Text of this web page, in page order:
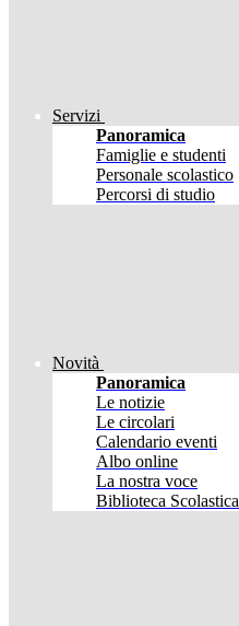
Servizi
Panoramica
Famiglie e studenti
Personale scolastico
Percorsi di studio
Novità
Panoramica
Le notizie
Le circolari
Calendario eventi
Albo online
La nostra voce
Biblioteca